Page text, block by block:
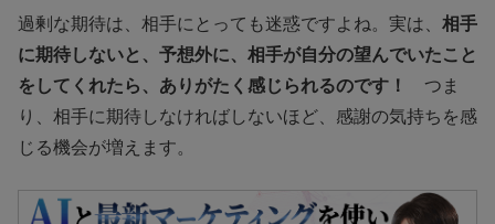
過剰な期待は、相手にとっても迷惑ですよね。実は、 相手
に期待しないと、予想外に、相手が自分の望んでいたこと
をしてくれたら、ありがたく感じられるのです！
つま
り、相手に期待しなければしないほど、感謝の気持ちを感
じる機会が増えます。